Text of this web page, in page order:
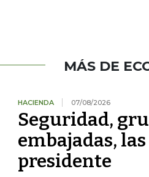
MÁS DE
HACIENDA 07/08/2026
Seguridad,
embajadas,
presidente